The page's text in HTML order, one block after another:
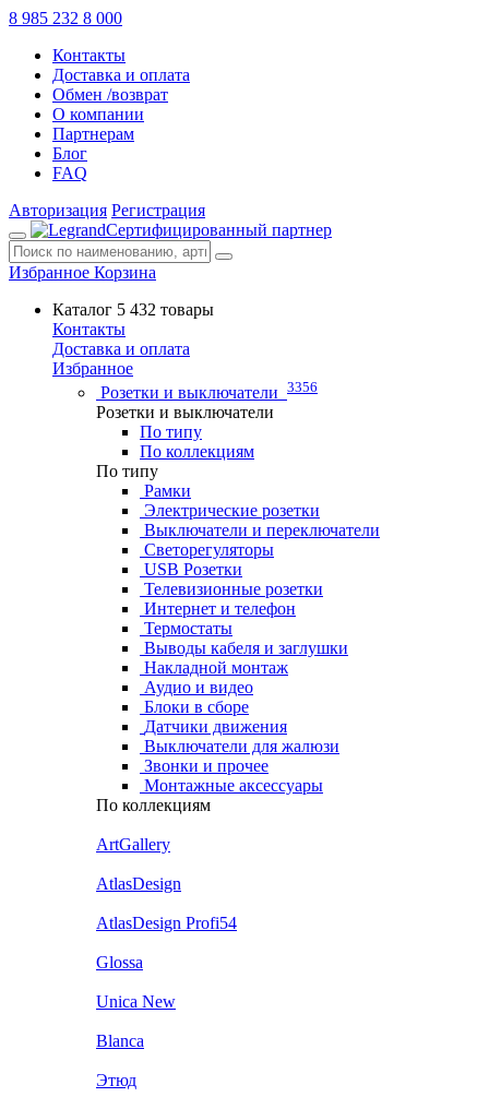
8 985 232 8 000
Контакты
Доставка и оплата
Обмен /возврат
О компании
Партнерам
Блог
FAQ
Авторизация Регистрация
Сертифицированный партнер
Избранное Корзина
Каталог 5 432 товары
Контакты
Доставка и оплата
Избранное
Розетки и выключатели 3356
Розетки и выключатели
По типу
По коллекциям
По типу
Рамки
Электрические розетки
Выключатели и переключатели
Светорегуляторы
USB Розетки
Телевизионные розетки
Интернет и телефон
Термостаты
Выводы кабеля и заглушки
Накладной монтаж
Аудио и видео
Блоки в сборе
Датчики движения
Выключатели для жалюзи
Звонки и прочее
Монтажные аксессуары
По коллекциям
ArtGallery
AtlasDesign
AtlasDesign Profi54
Glossa
Unica New
Blanca
Этюд